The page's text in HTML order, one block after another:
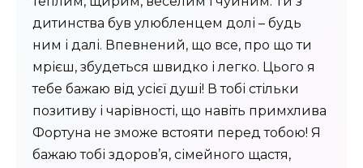
дитинства був улюбленцем долі – будь
ним і далі. Впевнений, що все, про що ти
мрієш, збудеться швидко і легко. Цього я
тебе бажаю від усієї душі! В тобі стільки
позитиву і чарівності, що навіть примхлива
Фортуна не зможе встояти перед тобою! Я
бажаю тобі здоров’я, сімейного щастя,